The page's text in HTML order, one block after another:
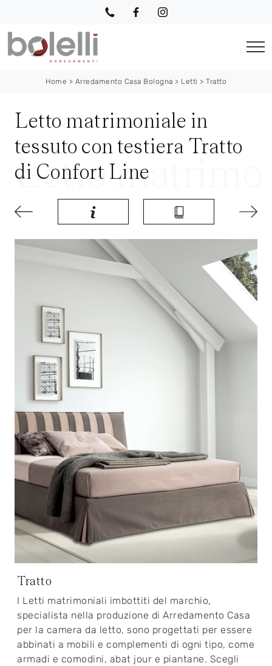
Home > Arredamento Casa Bologna > Letti > Tratto
Letto matrimoniale in
tessuto con testiera Tratto
di Confort Line
Tratto
I Letti matrimoniali imbottiti del marchio,
specialista nella produzione di Arredamento Casa
per la camera da letto, sono progettati per essere
abbinati a mobili e complementi di ogni tipo, come
armadi e comodini, abat jour e piantane. Scegli